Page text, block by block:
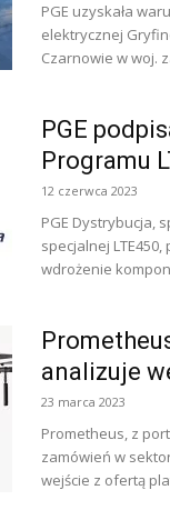
PGE uzyskała
elektrycznej
Czarnowie w woj.
PGE
Programu
12 czerwca 2023
PGE Dystrybucja,
specjalnej
wdrożenie
analizuje
23 marca 2023
Prometheus, z
zamówień w
wejście z ofertą